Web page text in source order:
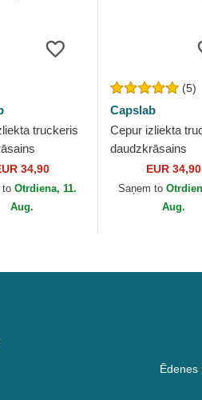
truckeris
TAJ8 TAJB
Džerijs Looney
Capslab
34,90
toOtrdiena, 11.
Aug.
(5)
Capslab
Cepur izliekta
daudzkrāsains
snapback PEA6
Snoopy un Čārlijs
Brauns
EUR 34,90
Saņem to
Aug.
Ēdenes